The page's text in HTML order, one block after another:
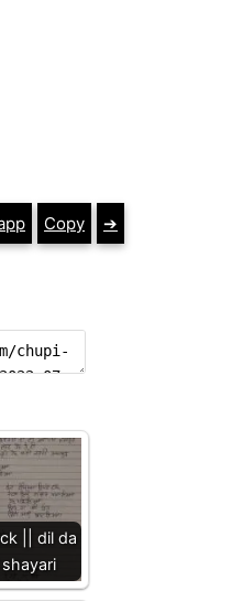
Copy ➔
|| dil da